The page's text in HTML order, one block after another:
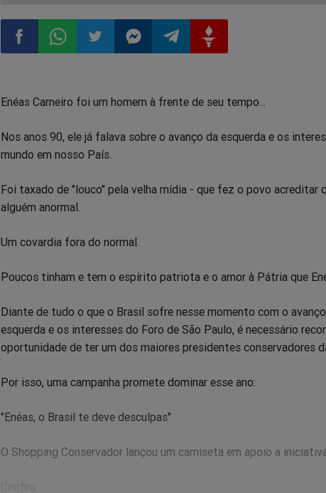
no
Facebook
no
Whatsapp
no
Twitter
no
Messenger
no
Telegram
no
Gettr
Enéas Carneiro foi um homem à frente de seu tempo...
Nos anos 90, ele já falava sobre o avanço da esquerda e os
mundo em nosso País.
Foi taxado de "louco" pela velha mídia - que fez o povo acreditar
alguém anormal.
Um covardia fora do normal.
Poucos tinham e tem o espírito patriota e o amor à Pátria que
Diante de tudo o que o Brasil sofre nesse momento com o
esquerda e os interesses do Foro de São Paulo, é necessário
oportunidade de ter um dos maiores presidentes conservadores
Por isso, uma campanha promete dominar esse ano:
"Enéas, o Brasil te deve desculpas"
O Shopping Conservador lançou um camiseta em apoio a